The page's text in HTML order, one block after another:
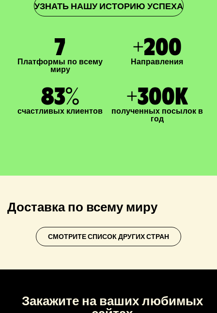
УЗНАТЬ НАШУ ИСТОРИЮ УСПЕХА
7
Платформы по всему
миру
+200
Направления
83%
счастливых клиентов
+300K
полученных посылок в
год
Доставка по всему миру
СМОТРИТЕ СПИСОК ДРУГИХ СТРАН
Закажите на ваших любимых